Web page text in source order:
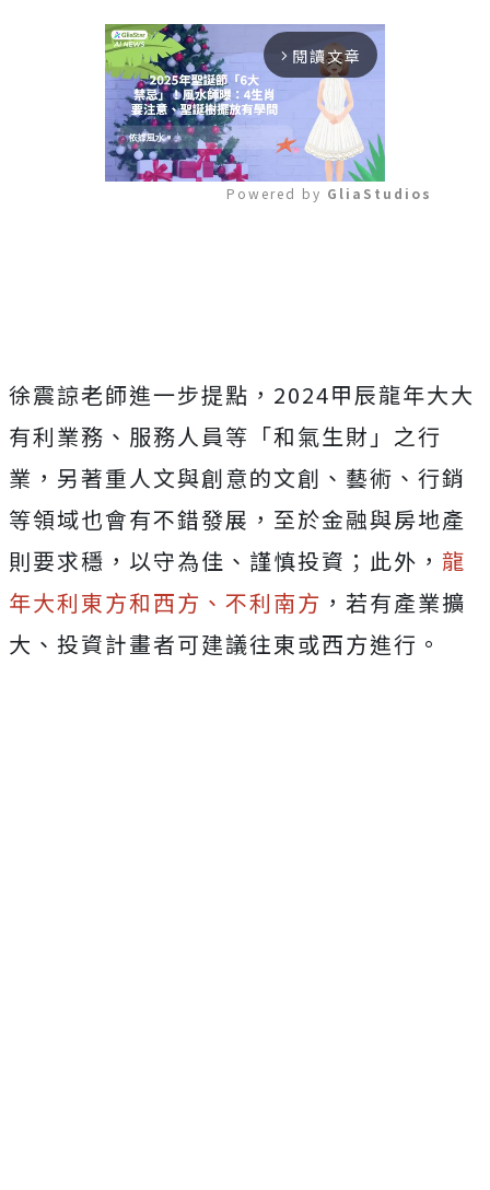
arrow_forward_ios 閱讀文章
Powered by GliaStudios
徐震諒老師進一步提點，2024甲辰龍年大大
有利業務、服務人員等「和氣生財」之行
業，另著重人文與創意的文創、藝術、行銷
等領域也會有不錯發展，至於金融與房地產
則要求穩，以守為佳、謹慎投資；此外， 龍
年大利東方和西方、不利南方 ，若有產業擴
大、投資計畫者可建議往東或西方進行。